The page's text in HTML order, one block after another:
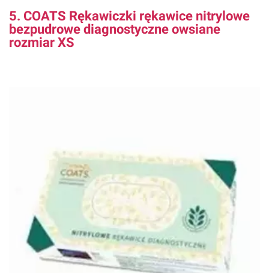
5. COATS Rękawiczki rękawice nitrylowe
bezpudrowe diagnostyczne owsiane
rozmiar XS